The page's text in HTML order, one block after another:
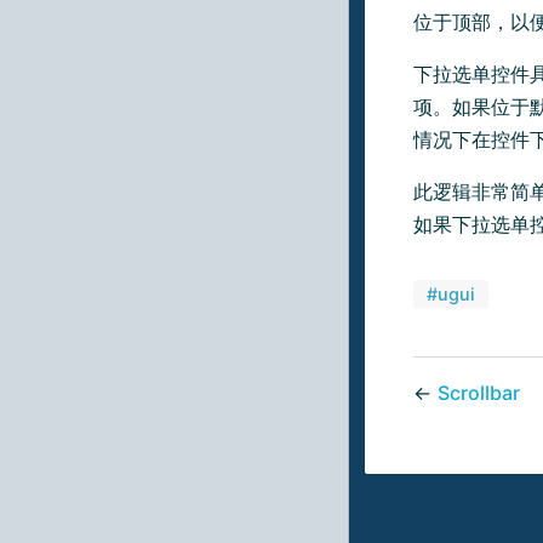
位于顶部，以
下拉选单控件
项。如果位于
情况下在控件
此逻辑非常简
如果下拉选单
#ugui
← Scrollbar